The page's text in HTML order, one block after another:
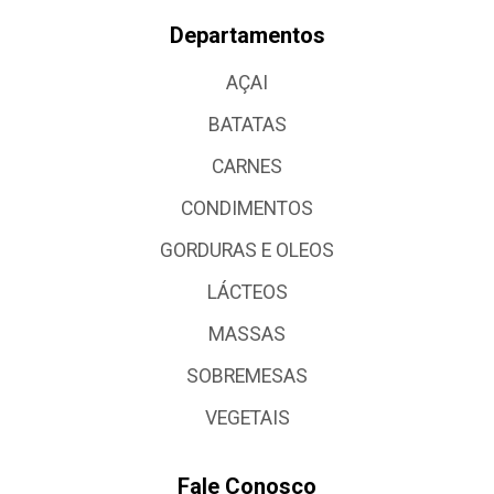
Departamentos
AÇAI
BATATAS
CARNES
CONDIMENTOS
GORDURAS E OLEOS
LÁCTEOS
MASSAS
SOBREMESAS
VEGETAIS
Fale Conosco